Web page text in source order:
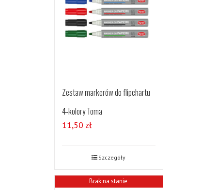
Zestaw markerów do flipchartu
4-kolory Toma
11,50 zł
Szczegóły
Brak na stanie